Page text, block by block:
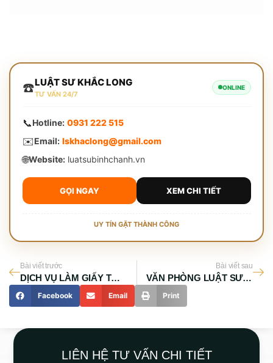
☎️LUẬT SƯ KHẮC LONG
TƯ VẤN 24/7
ONLINE
📞Hotline: 0931 222 515
✉️Email: lskhaclong@gmail.com
🌐Website:luatsubinhchanh.vn
GỌI NGAY XEM CHI TIẾT
UY TÍN GẶT THÀNH CÔNG
Bài viết trước
DỊCH VỤ LÀM GIẤY TỜ NHÀ ĐẤT Ở BÌNH CHÁNH
Bài viết sau
VĂN PHÒNG LUẬT SƯ TƯ VẤN NHÀ ĐẤT BÌNH CHÁNH
Facebook Email Print
LIÊN HỆ TƯ VẤN CHI TIẾT